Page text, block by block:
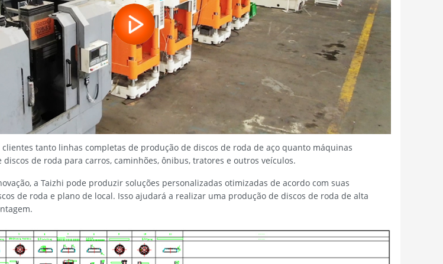
clientes tanto linhas completas de produção de discos de roda de aço quanto máquinas
de roda para carros, caminhões, ônibus, tratores e outros veículos.
a Taizhi pode produzir soluções personalizadas otimizadas de acordo com suas
de roda e plano de local. Isso ajudará a realizar uma produção de discos de roda de alta